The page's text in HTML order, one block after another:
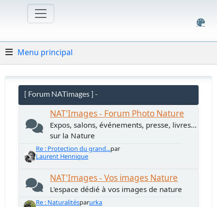
Menu principal
[ Forum NATimages ] -
NAT'Images - Forum Photo Nature
Expos, salons, événements, presse, livres...
sur la Nature
Re : Protection du grand...par
Laurent Hennique
NAT'Images - Vos images Nature
L'espace dédié à vos images de nature
Re : Naturalitésparurka